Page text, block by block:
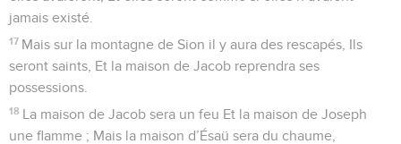
jamais existé.
17 Mais sur la montagne de Sion il y aura des rescapés, Ils
seront saints, Et la maison de Jacob reprendra ses
possessions.
18 La maison de Jacob sera un feu Et la maison de Joseph
une flamme ; Mais la maison d’Ésaü sera du chaume,